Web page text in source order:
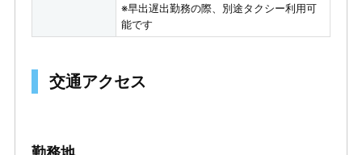
※早出遅出勤務の際、別途タクシー利用可
能です
交通アクセス